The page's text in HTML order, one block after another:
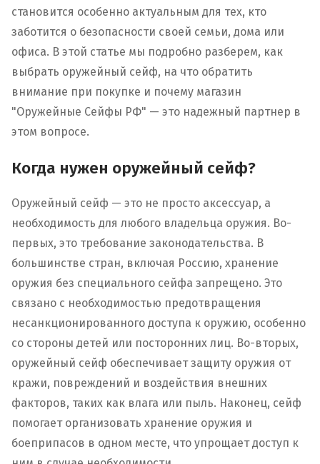
становится особенно актуальным для тех, кто
заботится о безопасности своей семьи, дома или
офиса. В этой статье мы подробно разберем, как
выбрать оружейный сейф, на что обратить
внимание при покупке и почему магазин
"Оружейные Сейфы РФ" — это надежный партнер в
этом вопросе.
Когда нужен оружейный сейф?
Оружейный сейф — это не просто аксессуар, а
необходимость для любого владельца оружия. Во-
первых, это требование законодательства. В
большинстве стран, включая Россию, хранение
оружия без специального сейфа запрещено. Это
связано с необходимостью предотвращения
несанкционированного доступа к оружию, особенно
со стороны детей или посторонних лиц. Во-вторых,
оружейный сейф обеспечивает защиту оружия от
кражи, повреждений и воздействия внешних
факторов, таких как влага или пыль. Наконец, сейф
помогает организовать хранение оружия и
боеприпасов в одном месте, что упрощает доступ к